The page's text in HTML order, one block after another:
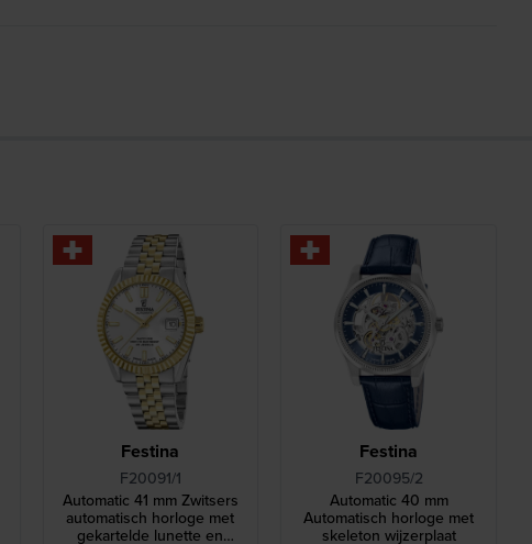
Festina
F20091/1
Automatic 41 mm Zwitsers
automatisch horloge met
gekartelde lunette en
Festina
F20095/2
Automatic 40 mm
Automatisch horloge met
skeleton wijzerplaat